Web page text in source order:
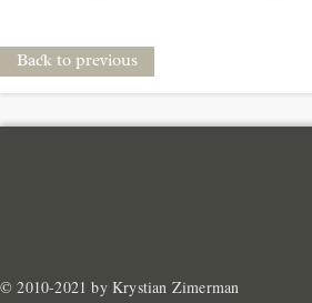
Back to previous
© 2010-2021 by Krystian Zimerman